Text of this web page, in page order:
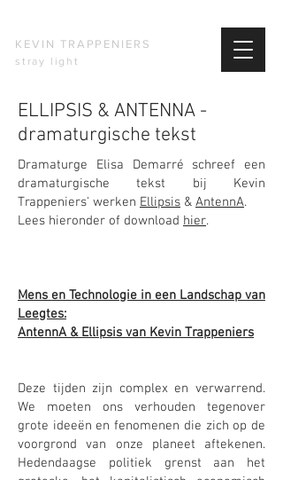
KEVIN TRAPPENIERS
stray light
ELLIPSIS & ANTENNA -
dramaturgische tekst
Dramaturge Elisa Demarré schreef een
dramaturgische tekst bij Kevin
Trappeniers' werken Ellipsis & AntennA.
Lees hieronder of download hier.
Mens en Technologie in een Landschap van
Leegtes:
AntennA & Ellipsis van Kevin Trappeniers
Deze tijden zijn complex en verwarrend.
We moeten ons verhouden tegenover
grote ideeën en fenomenen die zich op de
voorgrond van onze planeet aftekenen.
Hedendaagse politiek grenst aan het